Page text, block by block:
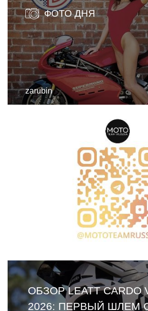
ФОТО ДНЯ
zarubin
ОБЗОР LEATT CARDO
2026: ПЕРВЫЙ ШЛЕМ